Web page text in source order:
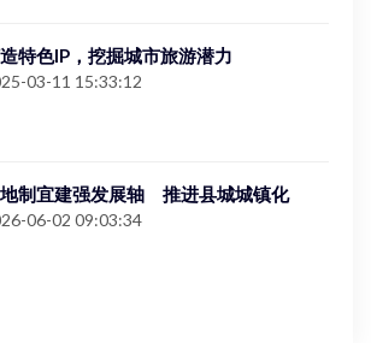
特色IP，挖掘城市旅游潜力
03-11 15:33:12
制宜建强发展轴 推进县城城镇化
06-02 09:03:34